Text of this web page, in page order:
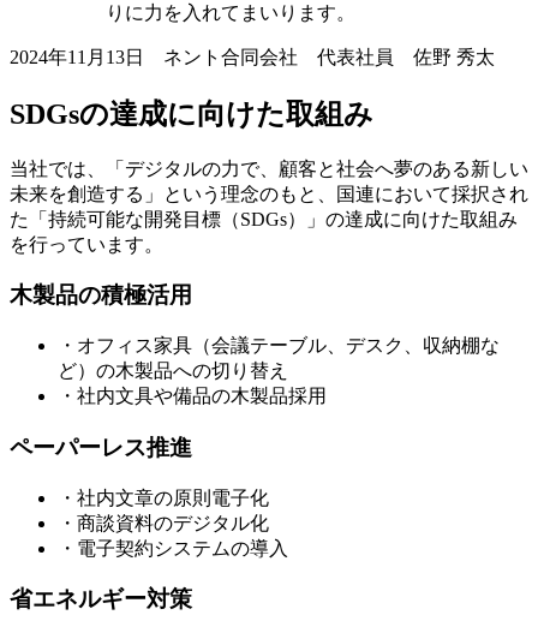
りに力を入れてまいります。
2024年11月13日 ネント合同会社 代表社員 佐野 秀太
SDGsの達成に向けた取組み
当社では、「デジタルの力で、顧客と社会へ夢のある新しい
未来を創造する」という理念のもと、国連において採択され
た「持続可能な開発目標（SDGs）」の達成に向けた取組み
を行っています。
木製品の積極活用
・オフィス家具（会議テーブル、デスク、収納棚な
ど）の木製品への切り替え
・社内文具や備品の木製品採用
ペーパーレス推進
・社内文章の原則電子化
・商談資料のデジタル化
・電子契約システムの導入
省エネルギー対策